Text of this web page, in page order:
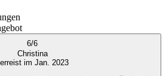
6/6
Christina
im Jan. 2023